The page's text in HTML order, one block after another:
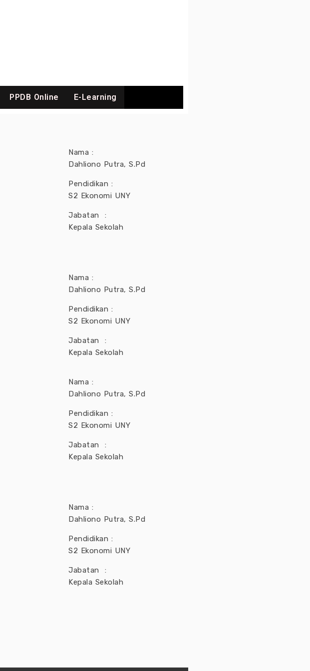
PPDB Online E-Learning
Nama :
Dahliono Putra, S.Pd
Pendidikan :
S2 Ekonomi UNY
Jabatan :
Kepala Sekolah
Nama :
Dahliono Putra, S.Pd
Pendidikan :
S2 Ekonomi UNY
Jabatan :
Kepala Sekolah
Nama :
Dahliono Putra, S.Pd
Pendidikan :
S2 Ekonomi UNY
Jabatan :
Kepala Sekolah
Nama :
Dahliono Putra, S.Pd
Pendidikan :
S2 Ekonomi UNY
Jabatan :
Kepala Sekolah